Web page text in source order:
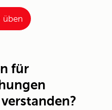
üben
für